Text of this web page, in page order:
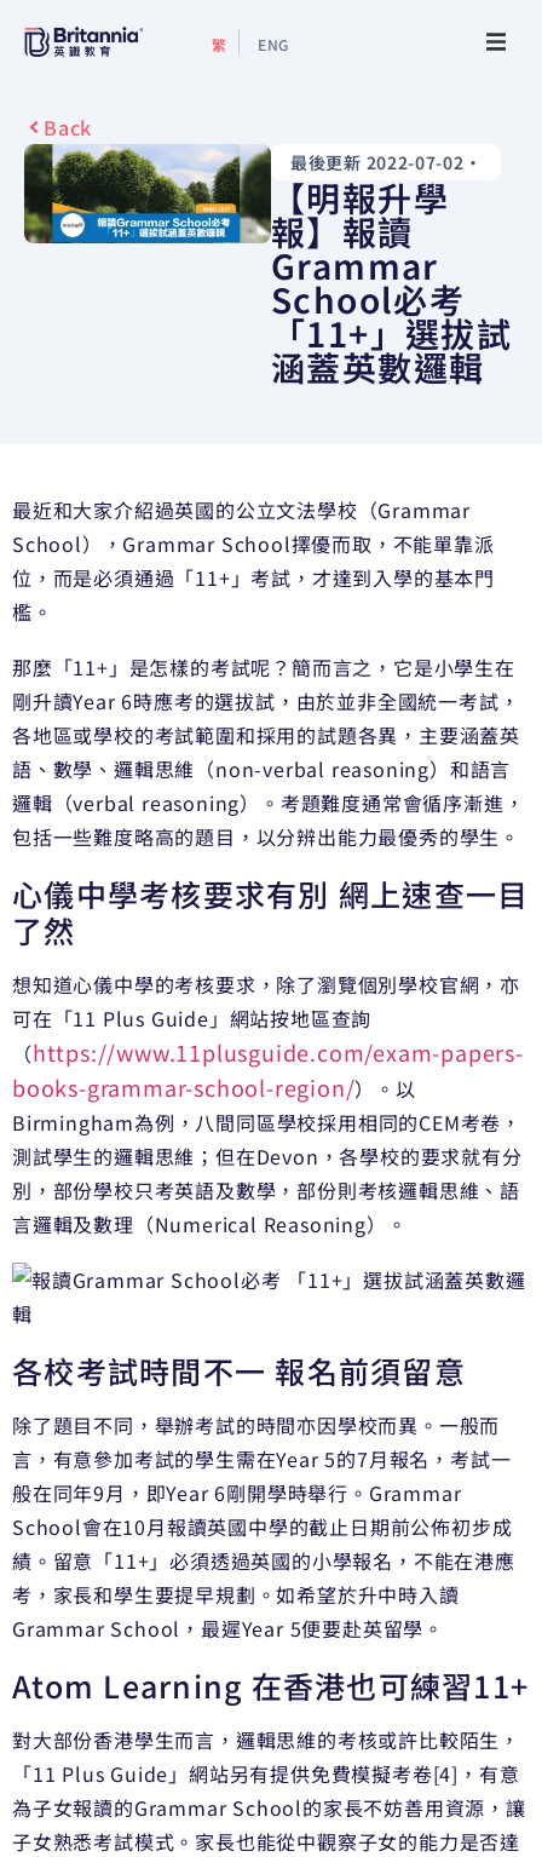
繁 ENG
最新活動
升學指南
Back
最後更新 2022-07-02 •
【明報升學
報】報讀
Grammar
School必考
「11+」選拔試
涵蓋英數邏輯
最近和大家介紹過英國的公立文法學校（Grammar
School），Grammar School擇優而取，不能單靠派
位，而是必須通過「11+」考試，才達到入學的基本門
檻。
那麼「11+」是怎樣的考試呢？簡而言之，它是小學生在
剛升讀Year 6時應考的選拔試，由於並非全國統一考試，
各地區或學校的考試範圍和採用的試題各異，主要涵蓋英
語、數學、邏輯思維（non-verbal reasoning）和語言
邏輯（verbal reasoning）。考題難度通常會循序漸進，
包括一些難度略高的題目，以分辨出能力最優秀的學生。
心儀中學考核要求有別 網上速查一目
了然
想知道心儀中學的考核要求，除了瀏覽個別學校官網，亦
可在「11 Plus Guide」網站按地區查詢
（https://www.11plusguide.com/exam-papers-
books-grammar-school-region/）。以
Birmingham為例，八間同區學校採用相同的CEM考卷，
測試學生的邏輯思維；但在Devon，各學校的要求就有分
別，部份學校只考英語及數學，部份則考核邏輯思維、語
言邏輯及數理（Numerical Reasoning）。
各校考試時間不一 報名前須留意
除了題目不同，舉辦考試的時間亦因學校而異。一般而
言，有意參加考試的學生需在Year 5的7月報名，考試一
般在同年9月，即Year 6剛開學時舉行。Grammar
School會在10月報讀英國中學的截止日期前公佈初步成
績。留意「11+」必須透過英國的小學報名，不能在港應
考，家長和學生要提早規劃。如希望於升中時入讀
Grammar School，最遲Year 5便要赴英留學。
Atom Learning 在香港也可練習11+
對大部份香港學生而言，邏輯思維的考核或許比較陌生，
「11 Plus Guide」網站另有提供免費模擬考卷[4]，有意
為子女報讀的Grammar School的家長不妨善用資源，讓
子女熟悉考試模式。家長也能從中觀察子女的能力是否達